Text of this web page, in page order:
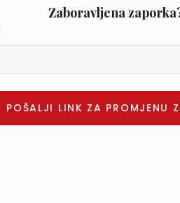
Zaboravljena